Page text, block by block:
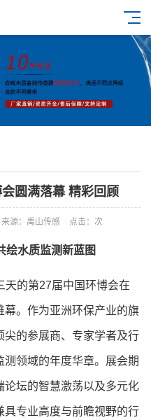
圆满落幕 精彩回顾
来源：禹山传感 点击： 次
绘水质监测新蓝图
天的第27届中国环博会在
幕。作为亚洲环保产业的旗
的参展商、专家学者及行
领域的年度华章。展会期
论坛的智慧激荡以及多元化
具专业高度与前瞻视野的行